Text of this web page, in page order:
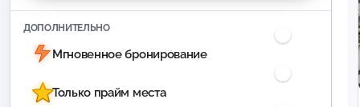
ДОПОЛНИТЕЛЬНО
Мгновенное бронирование
Только прайм места